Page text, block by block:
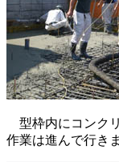
型枠内にコンク
作業は進んで行き